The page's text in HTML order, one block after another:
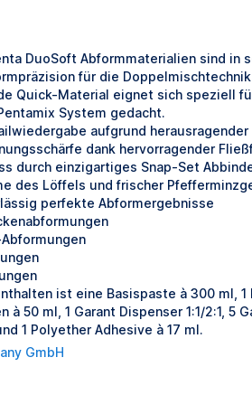
DuoSoft Abformmaterialien sind
für die
Quick-Material eignet sich speziell
System gedacht.
aufgrund
dank hervorragender
durch einzigartiges Snap-Set
des Löffels und frischer
perfekte Abformergebnisse
ist eine Basispaste à 300 ml,
à 50 ml, 1 Garant Dispenser 1:1/2:1,
1 Polyether Adhesive à 17 ml.
GmbH